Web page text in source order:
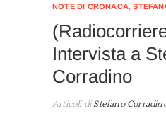
NOTE DI CRONACA,
Intervista a
Corradino
Articoli diStefano